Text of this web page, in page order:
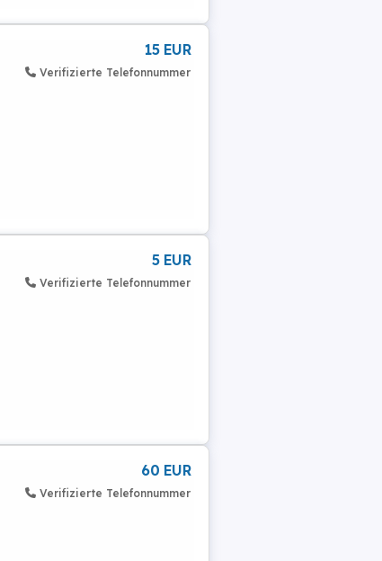
15 EUR
Verifizierte Telefonnummer
5 EUR
Verifizierte Telefonnummer
60 EUR
Verifizierte Telefonnummer